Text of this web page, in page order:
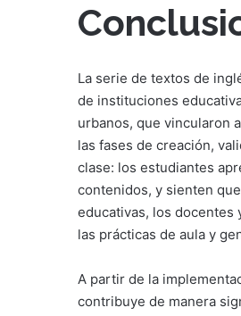
La serie de textos de
de instituciones
urbanos, que vincularon
las fases de creación,
clase: los estudiantes
contenidos, y sienten
educativas, los docentes
las prácticas de aula y
A partir de la
contribuye de manera